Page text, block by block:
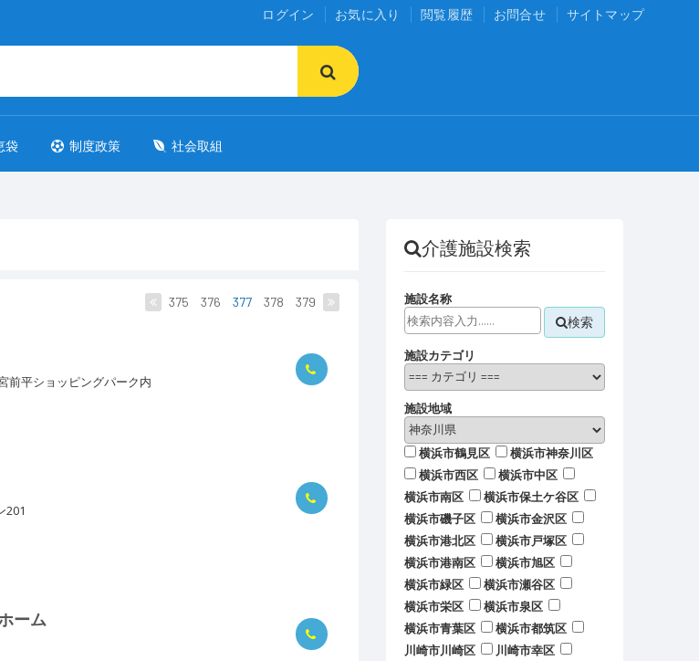
ログイン お気に入り 閲覧履歴 お問合せ サイトマップ
袋 制度政策 社会取組
375 376 377 378 379
平ショッピングパーク内
201
ーム
介護施設検索
施設名称
検索
施設カテゴリ
施設地域
横浜市鶴見区
横浜市神奈川区
横浜市西区
横浜市中区
横浜市南区
横浜市保土ケ谷区
横浜市磯子区
横浜市金沢区
横浜市港北区
横浜市戸塚区
横浜市港南区
横浜市旭区
横浜市緑区
横浜市瀬谷区
横浜市栄区
横浜市泉区
横浜市青葉区
横浜市都筑区
川崎市川崎区
川崎市幸区